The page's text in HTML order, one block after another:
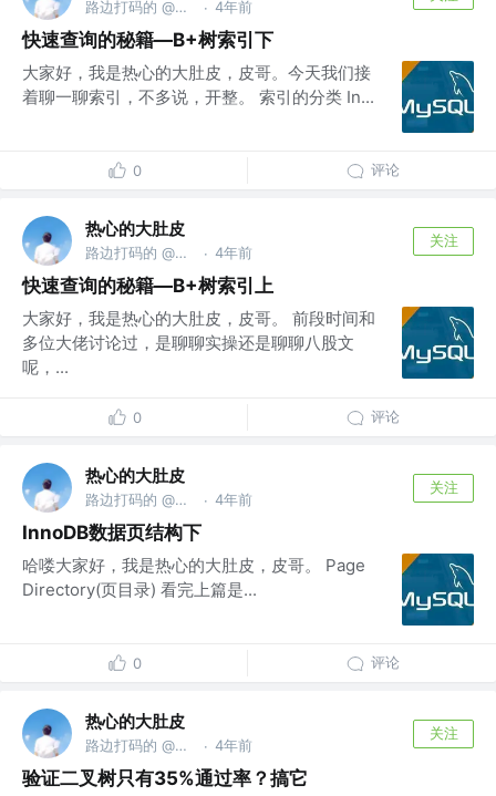
路边打码的 @头部大厂 · 4年前
快速查询的秘籍—B+树索引下
大家好，我是热心的大肚皮，皮哥。今天我们接
着聊一聊索引，不多说，开整。 索引的分类 In...
0 评论
热心的大肚皮
路边打码的 @头部大厂 · 4年前
关注
快速查询的秘籍—B+树索引上
大家好，我是热心的大肚皮，皮哥。 前段时间和
多位大佬讨论过，是聊聊实操还是聊聊八股文
呢，...
0 评论
热心的大肚皮
路边打码的 @头部大厂 · 4年前
关注
InnoDB数据页结构下
哈喽大家好，我是热心的大肚皮，皮哥。 Page
Directory(页目录) 看完上篇是...
0 评论
热心的大肚皮
路边打码的 @头部大厂 · 4年前
关注
验证二叉树只有35%通过率？搞它